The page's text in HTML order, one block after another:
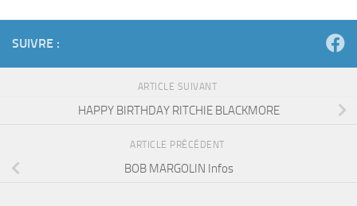
SUIVRE :
ARTICLE SUIVANT
HAPPY BIRTHDAY RITCHIE BLACKMORE
ARTICLE PRÉCÉDENT
BOB MARGOLIN Infos